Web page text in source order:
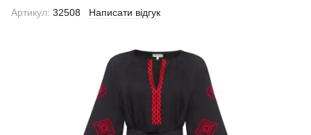
Артикул: 32508 Написати відгук